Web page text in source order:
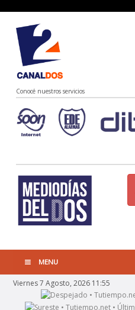
Conocé nuestros servicios
MENU
Viernes 7 Agosto, 2026 11:55